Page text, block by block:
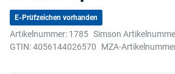
E-Prüfzeichen vorhanden
Artikelnummer: 1785 Simson
GTIN:4056144026570 MZA-